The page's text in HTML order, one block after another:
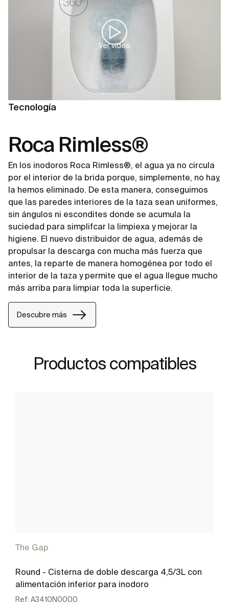
Tecnología
Roca Rimless®
En los inodoros Roca Rimless®, el agua ya no circula
por el interior de la brida porque, simplemente, no hay,
la hemos eliminado. De esta manera, conseguimos
que las paredes interiores de la taza sean uniformes,
sin ángulos ni escondites donde se acumula la
suciedad para simplifcar la limpiexa y mejorar la
higiene. El nuevo distribuidor de agua, además de
propulsar la descarga con mucha más fuerza que
antes, la reparte de manera homogénea por todo el
interior de la taza y permite que el agua llegue mucho
más arriba para limpiar toda la superficie.
Descubre más
Ver video
Productos compatibles
The Gap
Round - Cisterna de doble descarga 4,5/3L con
alimentación inferior para inodoro
Ref: A3410N0000